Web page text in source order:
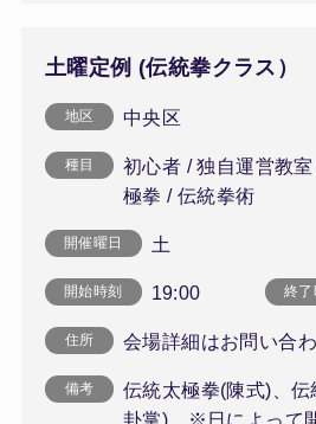
土曜定例 (伝統拳クラス）
地区 中央区
種目
初心者 / 独自運営教
極拳 / 伝統拳術
開催曜日 土
開始時刻 19:00 終了
住所 会場詳細はお問い合
備考
伝統太極拳(陳式)、伝
卦掌) ※日によって